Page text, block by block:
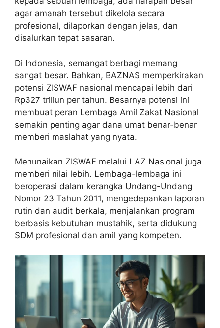
agar amanah tersebut dikelola secara
profesional, dilaporkan dengan jelas, dan
disalurkan tepat sasaran.
Di Indonesia, semangat berbagi memang
sangat besar. Bahkan, BAZNAS memperkirakan
potensi ZISWAF nasional mencapai lebih dari
Rp327 triliun per tahun. Besarnya potensi ini
membuat peran Lembaga Amil Zakat Nasional
semakin penting agar dana umat benar-benar
memberi maslahat yang nyata.
Menunaikan ZISWAF melalui LAZ Nasional juga
memberi nilai lebih. Lembaga-lembaga ini
beroperasi dalam kerangka Undang-Undang
Nomor 23 Tahun 2011, mengedepankan laporan
rutin dan audit berkala, menjalankan program
berbasis kebutuhan mustahik, serta didukung
SDM profesional dan amil yang kompeten.